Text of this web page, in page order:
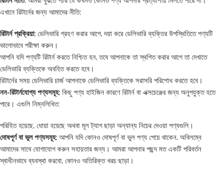
এখানে রিটার্নের জন্য আমাদের নীতি:
রিটার্ন প্রক্রিয়া: ডেলিভারি গ্রহণ করার আগে, দয়া করে ডেলিভারি ব্যক্তির উপস্থিতিতে পণ্যটি
ভালোভাবে পরীক্ষা করুন।
আপনি যদি পণ্যটি রিটার্ন করতে নিশ্চিত হন, তবে আপনাকে তা স্থগিত করার আগে তা দেখাতে
ডেলিভারি ব্যক্তিকে অবহিত করতে হবে।
রিটার্নের সময় ডেলিভারি চার্জ আপনাকে ডেলিভারি ব্যক্তিকে সরাসরি পরিশোধ করতে হবে।
নন-রিটার্নযোগ্য পণ্যসমূহ: কিছু পণ্য হাইজিন কারণে রিটার্ন বা এক্সচেঞ্জের জন্য অনুপযুক্ত হতে
পারে। এগুলি নিম্নলিখিত:
পরিহিত হয়েছে, ধোয়া হয়েছে অথবা মূল ট্যাগ ছাড়া অন্যান্য নিচের দেওয়া পণ্যগুলি।
দোষপূর্ণ বা ভুল পণ্যসমূহ: আপনি যদি কোনও দোষপূর্ণ বা ভুল পণ্য পেয়ে থাকেন, অবিলম্বে
আমাদের সাথে যোগাযোগ করুন সহায়তার জন্য। আমরা আপনার পছন্দ মত একটি পরিবর্তন
স্বাধীনভাবে ব্যবস্থা করবো, কোনও অতিরিক্ত খরচ ছাড়া।